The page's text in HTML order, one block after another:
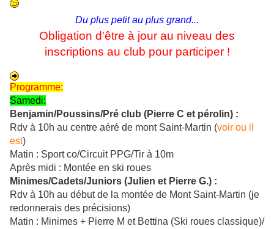
Du plus petit au plus grand...
Obligation d'être à jour au niveau des
inscriptions au club pour participer !
Programme:
Samedi:
Benjamin/Poussins/Pré club (Pierre C et pérolin) :
Rdv à 10h au centre aéré de mont Saint-Martin (voir ou il
est)
Matin : Sport co/Circuit PPG/Tir à 10m
Après midi : Montée en ski roues
Minimes/Cadets/Juniors (Julien et Pierre G.) :
Rdv à 10h au début de la montée de Mont Saint-Martin (je
redonnerais des précisions)
Matin : Minimes + Pierre M et Bettina (Ski roues classique)/